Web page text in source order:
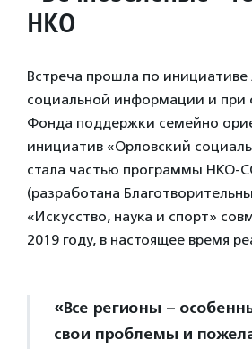
НКО
Встреча прошла по инициативе
социальной информации и при
Фонда поддержки семейно
инициатив «Орловский
стала частью программы НКО-
(разработана
«Искусство, наука и спорт»
2019 году, в настоящее время
«Все регионы –
свои проблемы и